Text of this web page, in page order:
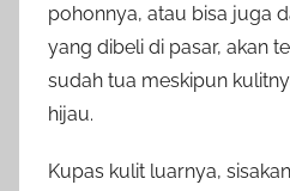
pohonnya, atau bisa juga
yang dibeli di pasar, akan
sudah tua meskipun
hijau.
Kupas kulit luarnya,